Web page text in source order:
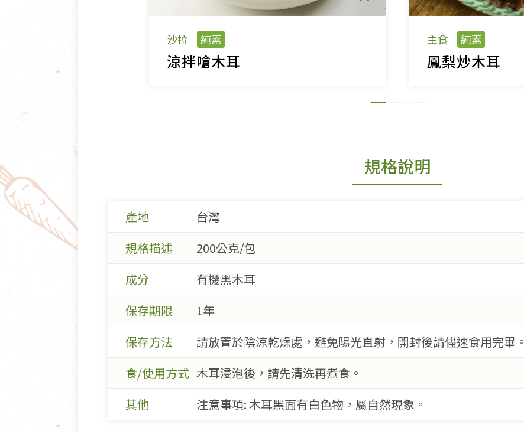
沙拉 純素
涼拌嗆木耳
主食 純素
鳳梨炒木耳
規格說明
產地
台灣
規格描述
200公克/包
成分
有機黑木耳
保存期限
1年
保存方法
請放置於陰涼乾燥處，避免陽光直射，開封後請儘速食用完畢。
食/使用方式 木耳浸泡後，請先清洗再煮食。
其他
注意事項: 木耳黑面有白色物，屬自然現象。